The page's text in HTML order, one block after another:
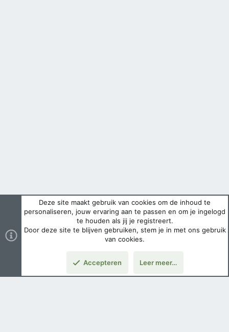
Deze site maakt gebruik van cookies om de inhoud te
personaliseren, jouw ervaring aan te passen en om je ingelogd
te houden als jij je registreert.
Door deze site te blijven gebruiken, stem je in met ons gebruik
van cookies.
Accepteren Leer meer…